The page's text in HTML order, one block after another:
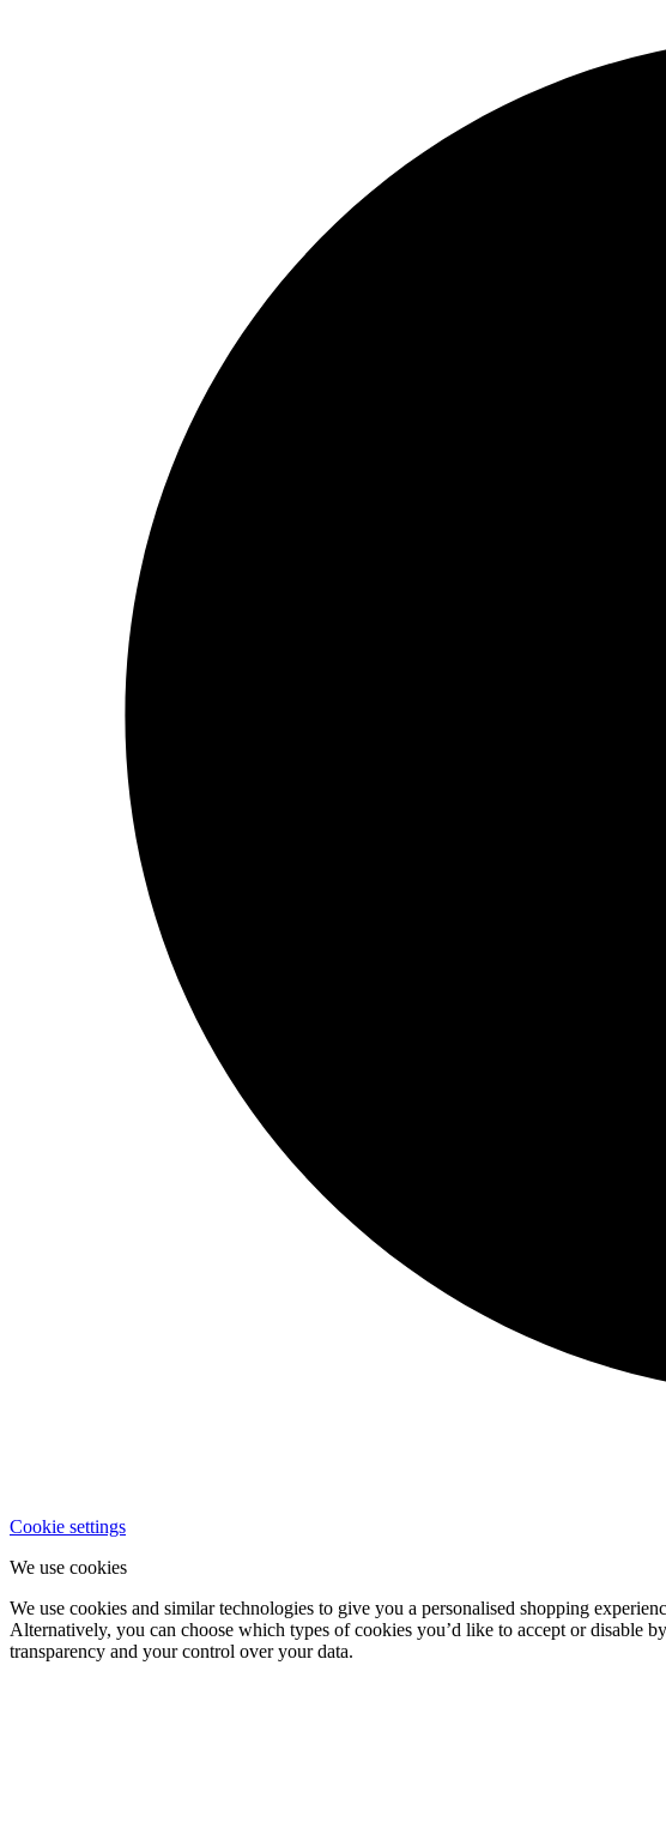
Cookie settings
We use cookies
We use cookies and similar technologies to give you a personalised shopping
Alternatively, you can choose which types of cookies you’d like to accept or disable
transparency and your control over your data.